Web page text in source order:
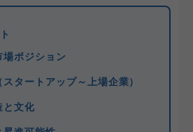
ポジション
タートアップ～上場企業）
と文化